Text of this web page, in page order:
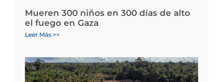
Mueren 300 niños en 300 días de alto
el fuego en Gaza
Leer Más >>